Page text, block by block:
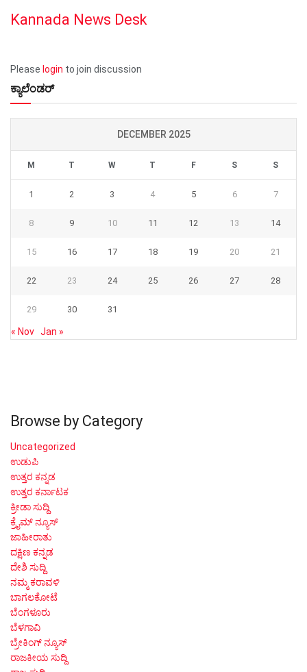
Kannada News Desk
Please login to join discussion
ಕ್ಯಾಲೆಂಡರ್
DECEMBER 2025
M T W T F S S
1 2 3 4 5 6 7
8 9 10 11 12 13 14
15 16 17 18 19 20 21
22 23 24 25 26 27 28
29 30 31
« Nov Jan »
Browse by Category
Uncategorized
ಉಡುಪಿ
ಉತ್ತರ ಕನ್ನಡ
ಉತ್ತರ ಕರ್ನಾಟಕ
ಕ್ರೀಡಾ ಸುದ್ದಿ
ಕ್ರೈಮ್ ನ್ಯೂಸ್
ಜಾಹೀರಾತು
ದಕ್ಷಿಣ ಕನ್ನಡ
ದೇಶಿ ಸುದ್ದಿ
ನಮ್ಮ ಕರಾವಳಿ
ಬಾಗಲಕೋಟೆ
ಬೆಂಗಳೂರು
ಬೆಳಗಾವಿ
ಬ್ರೇಕಿಂಗ್ ನ್ಯೂಸ್
ರಾಜಕೀಯ ಸುದ್ದಿ